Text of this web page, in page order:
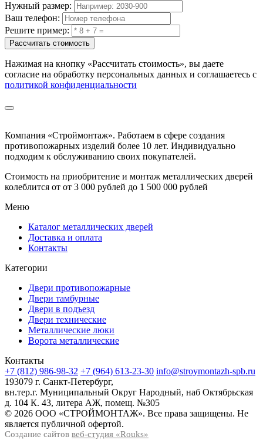
Нужный размер:
Ваш телефон:
Решите пример:
Рассчитать стоимость
Нажимая на кнопку «Рассчитать стоимость», вы даете
согласие на обработку персональных данных и соглашаетесь с
политикой конфиденциальности
Компания «Строймонтаж». Работаем в сфере создания
противопожарных изделий более 10 лет. Индивидуально
подходим к обслуживанию своих покупателей.
Стоимость на приобритение и монтаж металлических дверей
колеблится от от 3 000 рублей до 1 500 000 рублей
Меню
Каталог металлических дверей
Доставка и оплата
Контакты
Категории
Двери противопожарные
Двери тамбурные
Двери в подъезд
Двери технические
Металлические люки
Ворота металлические
Контакты
+7 (812) 986-98-32 +7 (964) 613-23-30 info@stroymontazh-spb.ru
193079 г. Санкт-Петербург,
вн.тер.г. Муниципальный Округ Народный, наб Октябрьская
д. 104 К. 43, литера АЖ, помещ. №305
© 2026 ООО «СТРОЙМОНТАЖ». Все права защищены. Не
является публичной офертой.
Создание сайтов веб-студия «Rouks»